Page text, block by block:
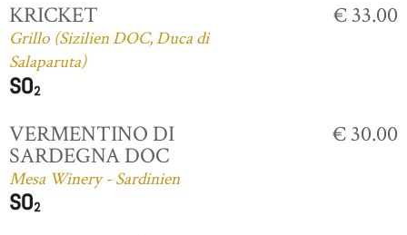
KRICKET
Grillo (Sizilien DOC, Duca di
Salaparuta)
€ 33.00
VERMENTINO DI
SARDEGNA DOC
Mesa Winery - Sardinien
€ 30.00